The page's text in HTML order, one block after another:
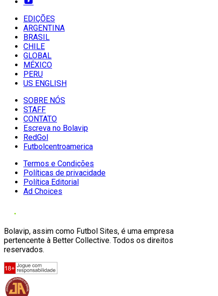
EDIÇÕES
ARGENTINA
BRASIL
CHILE
GLOBAL
MÉXICO
PERU
US ENGLISH
SOBRE NÓS
STAFF
CONTATO
Escreva no Bolavip
RedGol
Futbolcentroamerica
Termos e Condições
Políticas de privacidade
Política Editorial
Ad Choices
Bolavip, assim como Futbol Sites, é uma empresa
pertencente à Better Collective. Todos os direitos
reservados.